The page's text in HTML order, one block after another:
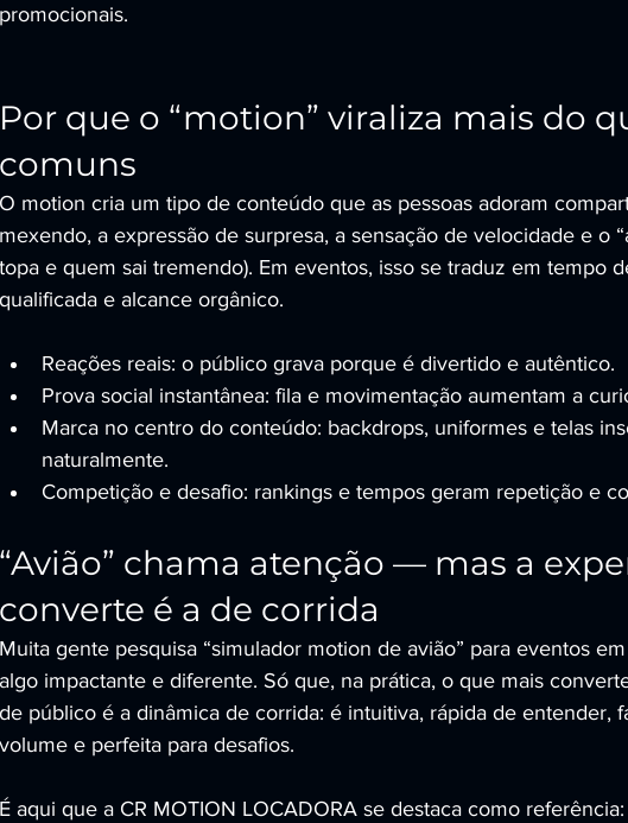
promocionais.
Por que o “motion” viraliza mais do
comuns
O motion cria um tipo de conteúdo que as pessoas adoram
mexendo, a expressão de surpresa, a sensação de velocidade e o
topa e quem sai tremendo). Em eventos, isso se traduz em tempo
qualificada e alcance orgânico.
Reações reais: o público grava porque é divertido e autêntico.
Prova social instantânea: fila e movimentação aumentam a
Marca no centro do conteúdo: backdrops, uniformes e telas
naturalmente.
Competição e desafio: rankings e tempos geram repetição e
“Avião” chama atenção — mas a
converte é a de corrida
Muita gente pesquisa “simulador motion de avião” para eventos
algo impactante e diferente. Só que, na prática, o que mais
de público é a dinâmica de corrida: é intuitiva, rápida de entender,
volume e perfeita para desafios.
É aqui que a CR MOTION LOCADORA se destaca como